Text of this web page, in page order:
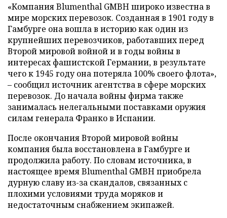
«Компания Blumenthal GMBH широко известна в
мире морских перевозок. Созданная в 1901 году в
Гамбурге она вошла в историю как один из
крупнейших перевозчиков, работавших перед
Второй мировой войной и в годы войны в
интересах фашистской Германии, в результате
чего к 1945 году она потеряла 100% своего флота»,
– сообщил источник агентства в сфере морских
перевозок. До начала войны фирма также
занималась нелегальными поставками оружия
силам генерала Франко в Испании.
После окончания Второй мировой войны
компания была восстановлена в Гамбурге и
продолжила работу. По словам источника, в
настоящее время Blumenthal GMBH приобрела
дурную славу из-за скандалов, связанных с
плохими условиями труда моряков и
недостаточным снабжением экипажей.